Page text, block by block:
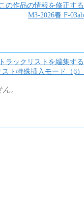
この作品の情報を修正する
M3-2026春 F-03ab
トラックリストを編集する
スト特殊挿入モード（β）
。